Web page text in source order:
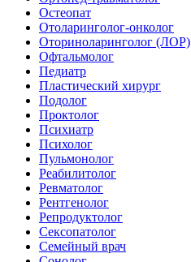
Остеопат
Отоларинголог-онколог
Оториноларинголог (ЛОР)
Офтальмолог
Педиатр
Пластический хирург
Подолог
Проктолог
Психиатр
Психолог
Пульмонолог
Реабилитолог
Ревматолог
Рентгенолог
Репродуктолог
Сексопатолог
Семейный врач